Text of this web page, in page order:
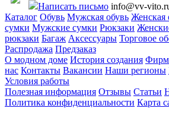
Написать письмо info@vv-
Каталог Обувь Мужская обувь Женская
сумки Мужские сумки Рюкзаки
рюкзаки Багаж Аксессуары Торговое
Распродажа Предзаказ
О модном доме История создания
нас Контакты Вакансии Наши регионы
Условия работы
Полезная информация Отзывы Статьи
Политика конфиденциальности Карта